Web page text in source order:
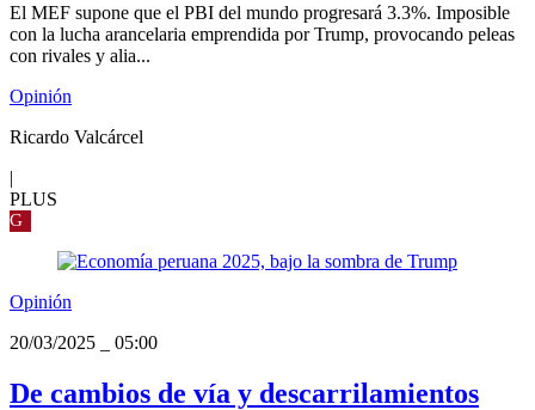
El MEF supone que el PBI del mundo progresará 3.3%. Imposible
con la lucha arancelaria emprendida por Trump, provocando peleas
con rivales y alia...
Opinión
Ricardo Valcárcel
|
PLUS
G
Opinión
20/03/2025
05:00
De cambios de vía y descarrilamientos